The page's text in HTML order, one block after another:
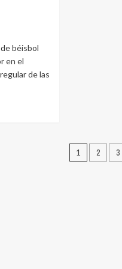
béisbol
en el
de las
Posts
1 2 3